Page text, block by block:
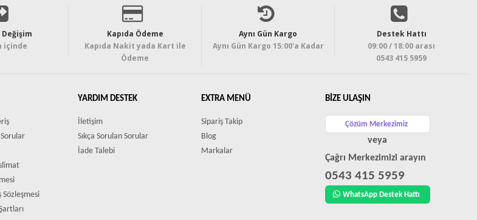
içinde
Kapıda Ödeme
Kapıda Nakit yada Kart ile
Ödeme
Aynı Gün Kargo
Aynı Gün Kargo 15:00'a Kadar
Destek Hattı
09:00 / 18:00 arası
0543 415 5959
Sorular
Sözleşmesi
YARDIM DESTEK
İletişim
Sıkça Sorulan Sorular
İade Talebi
EXTRA MENÜ
Sipariş Takip
Blog
Markalar
BIZE ULAŞIN
Çözüm Merkezimiz
veya
Çağrı Merkezimizi arayın
0543 415 5959
WhatsApp Destek Hattı